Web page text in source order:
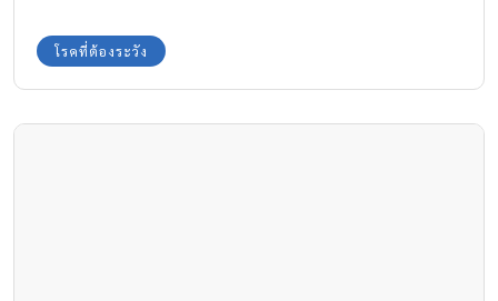
โรคที่ต้องระวัง